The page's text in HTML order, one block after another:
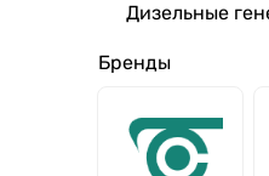
Дизельные
Бренды